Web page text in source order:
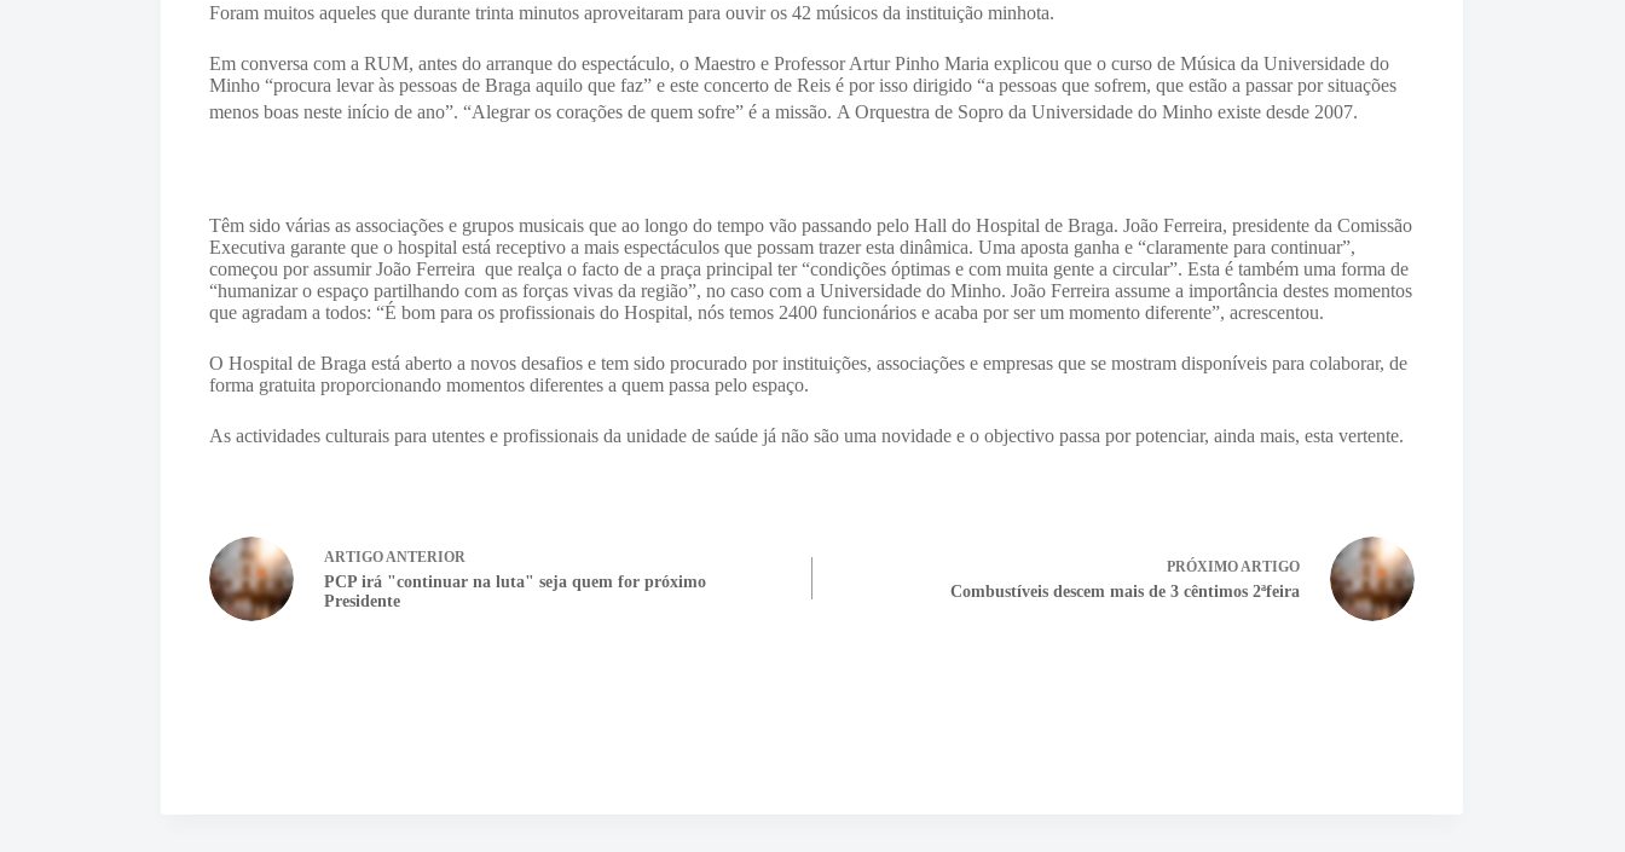
Foram muitos aqueles que durante trinta minutos aproveitaram para ouvir os 42 músicos da instituição minhota.
Em conversa com a RUM, antes do arranque do espectáculo, o Maestro e Professor Artur Pinho Maria explicou que o curso de Música da Universidade do
Minho “procura levar às pessoas de Braga aquilo que faz” e este concerto de Reis é por isso dirigido “a pessoas que sofrem, que estão a passar por situações
menos boas neste início de ano”. “Alegrar os corações de quem sofre” é a missão. A Orquestra de Sopro da Universidade do Minho existe desde 2007.
Têm sido várias as associações e grupos musicais que ao longo do tempo vão passando pelo Hall do Hospital de Braga. João Ferreira, presidente da Comissão
Executiva garante que o hospital está receptivo a mais espectáculos que possam trazer esta dinâmica. Uma aposta ganha e “claramente para continuar”,
começou por assumir João Ferreira que realça o facto de a praça principal ter “condições óptimas e com muita gente a circular”. Esta é também uma forma de
“humanizar o espaço partilhando com as forças vivas da região”, no caso com a Universidade do Minho. João Ferreira assume a importância destes momentos
que agradam a todos: “É bom para os profissionais do Hospital, nós temos 2400 funcionários e acaba por ser um momento diferente”, acrescentou.
O Hospital de Braga está aberto a novos desafios e tem sido procurado por instituições, associações e empresas que se mostram disponíveis para colaborar, de
forma gratuita proporcionando momentos diferentes a quem passa pelo espaço.
As actividades culturais para utentes e profissionais da unidade de saúde já não são uma novidade e o objectivo passa por potenciar, ainda mais, esta vertente.
ARTIGOANTERIOR
PCP irá "continuar na luta" seja quem for próximo
Presidente
PRÓXIMOARTIGO
Combustíveis descem mais de 3 cêntimos 2ªfeira